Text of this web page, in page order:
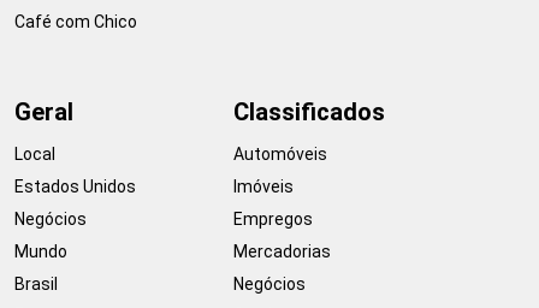
Café com Chico
Geral
Local
Estados Unidos
Negócios
Mundo
Brasil
Classificados
Automóveis
Imóveis
Empregos
Mercadorias
Negócios